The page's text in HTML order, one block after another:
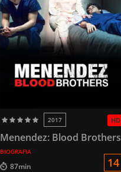
HD
2017
Menendez: Blood Brothers
BIOGRAFIA
87min 14